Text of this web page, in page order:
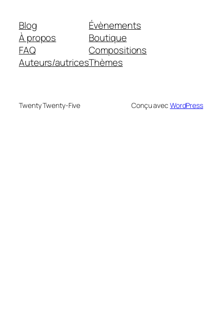
Blog
À propos
FAQ
Auteurs/autrices
Évènements
Boutique
Compositions
Thèmes
Twenty Twenty-Five Conçu avec WordPress